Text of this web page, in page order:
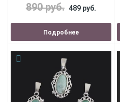
890 руб. 489 руб.
Подробнее